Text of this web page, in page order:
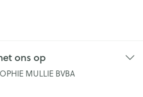
ons op
MULLIE BVBA